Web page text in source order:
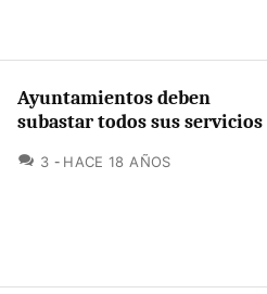
Ayuntamientos deben
subastar todos sus servicios
3 COMENTARIOS
HACE 18 AÑOS